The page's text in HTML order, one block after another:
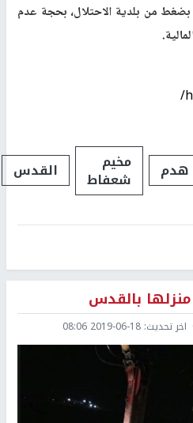
من بلدية الاحتلال، بحجة عدم
.
هدم مخيم
شعفاط القدس
بالقدس
اخر تحديث: 2019-06-18 08:06